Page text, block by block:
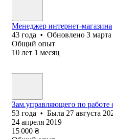
Менеджер интернет-магазина
43 года • Обновлено 3
Общий опыт
10 лет 1 месяц
Зам.управляющего по работе
53 года • Была 27 августа
24 апреля 2019
15 000 ₴